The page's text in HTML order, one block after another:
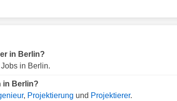
in Berlin?
in Berlin.
in Berlin?
, Projektierung und Projektierer.